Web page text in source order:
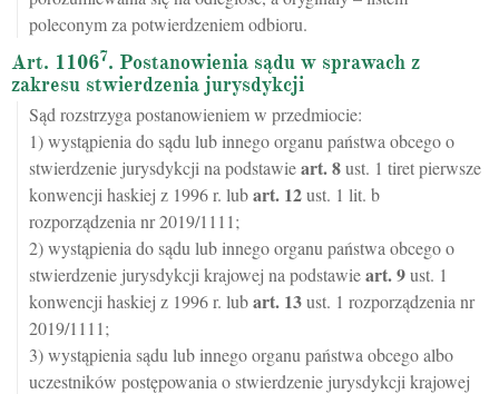
poleconym za potwierdzeniem odbioru.
Art. 11067. Postanowienia sądu w sprawach z
zakresu stwierdzenia jurysdykcji
Sąd rozstrzyga postanowieniem w przedmiocie:
1) wystąpienia do sądu lub innego organu państwa obcego o
stwierdzenie jurysdykcji na podstawieart.8ust. 1 tiret pierwsze
konwencji haskiej z 1996 r. lubart. 12ust. 1 lit. b
rozporządzenia nr 2019/1111;
2) wystąpienia do sądu lub innego organu państwa obcego o
stwierdzenie jurysdykcji krajowej na podstawieart.9ust. 1
konwencji haskiej z 1996 r. lubart. 13ust. 1 rozporządzenia nr
2019/1111;
3) wystąpienia sądu lub innego organu państwa obcego albo
uczestników postępowania o stwierdzenie jurysdykcji krajowej